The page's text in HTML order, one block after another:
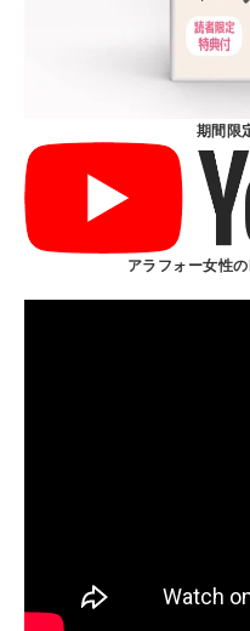
期間限
アラフォー女性